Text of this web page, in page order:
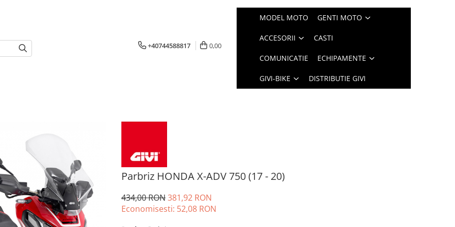
+40744588817 0,00
MODEL MOTO GENTI MOTO
ACCESORII CASTI
COMUNICATIE ECHIPAMENTE
GIVI-BIKE DISTRIBUTIE GIVI
Parbriz HONDA X-ADV 750 (17 - 20)
434,00 RON381,92 RON
Economisesti: 52,08 RON